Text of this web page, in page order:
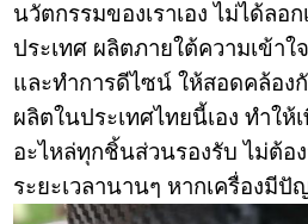
นวัตกรรมของเราเอง ไม่ได้ลอ
ประเทศ ผลิตภายใต้ความเข้า
และทำการดีไซน์ ให้สอดคล้อ
ผลิตในประเทศไทยนี้เอง ทำให้
อะไหล่ทุกชิ้นส่วนรองรับ ไม่ต้อง
ระยะเวลานานๆ หากเครื่องมีปั